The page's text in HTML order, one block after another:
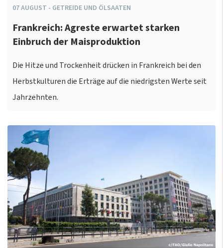
07AUGUST - GETREIDE UND ÖLSAATEN
Frankreich: Agreste erwartet starken
Einbruch der Maisproduktion
Die Hitze und Trockenheit drücken in Frankreich bei den
Herbstkulturen die Erträge auf die niedrigsten Werte seit
Jahrzehnten.